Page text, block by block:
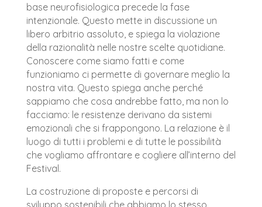
base neurofisiologica precede la fase
intenzionale. Questo mette in discussione un
libero arbitrio assoluto, e spiega la violazione
della razionalità nelle nostre scelte quotidiane.
Conoscere come siamo fatti e come
funzioniamo ci permette di governare meglio la
nostra vita. Questo spiega anche perché
sappiamo che cosa andrebbe fatto, ma non lo
facciamo: le resistenze derivano da sistemi
emozionali che si frappongono. La relazione è il
luogo di tutti i problemi e di tutte le possibilità
che vogliamo affrontare e cogliere all’interno del
Festival.
La costruzione di proposte e percorsi di
sviluppo sostenibili che abbiamo lo stesso